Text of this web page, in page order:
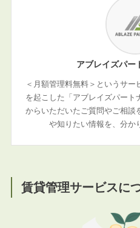
アブレイズパー
＜月額管理料無料＞というサ
を起こした「アブレイズパート
からいただいたご質問やご相談
や知りたい情報を、分か
賃貸管理サービスに